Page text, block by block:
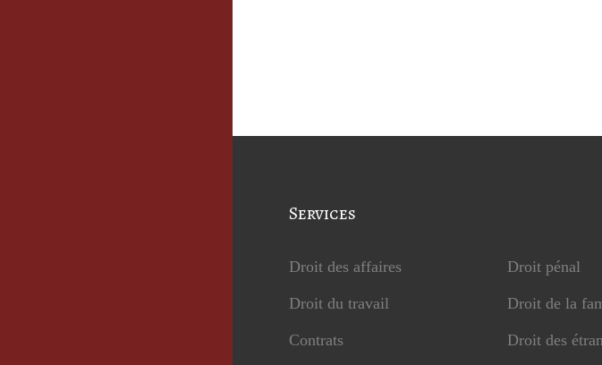
Services
Droit des affaires
Droit du travail
Contrats
Droit pénal
Droit de la
Droit des